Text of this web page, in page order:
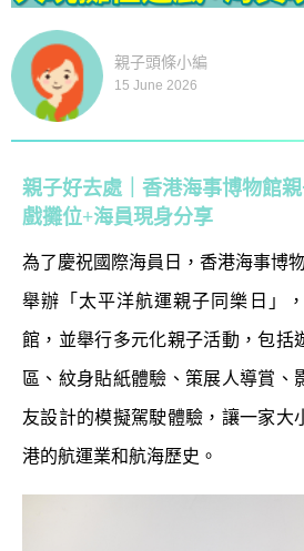
親子頭條小編
15 June 2026
親子好去處｜香港海事博物館
戲攤位+海員現身分享
為了慶祝國際海員日，香港海事博
舉辦「太平洋航運親子同樂日」
館，並舉行多元化親子活動，包括
區、紋身貼紙體驗、策展人導賞、
友設計的模擬駕駛體驗，讓一家大
港的航運業和航海歷史。